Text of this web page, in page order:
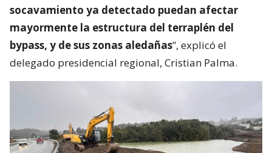
socavamiento ya detectado puedan afectar
mayormente la estructura del terraplén del
bypass, y de sus zonas aledañas”, explicó el
delegado presidencial regional, Cristian Palma.